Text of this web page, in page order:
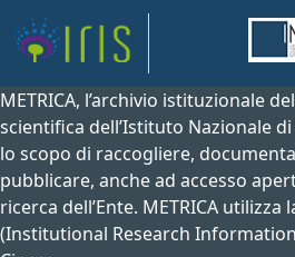
METRICA, l’archivio istituzionale
scientifica dell’Istituto Nazionale
lo scopo di raccogliere,
pubblicare, anche ad accesso
ricerca dell’Ente. METRICA utilizza
(Institutional Research